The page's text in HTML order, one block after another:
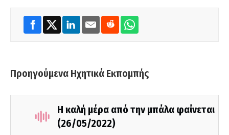
Προηγούμενα Ηχητικά Εκπομπής
Η καλή μέρα από την μπάλα φαίνεται
(26/05/2022)